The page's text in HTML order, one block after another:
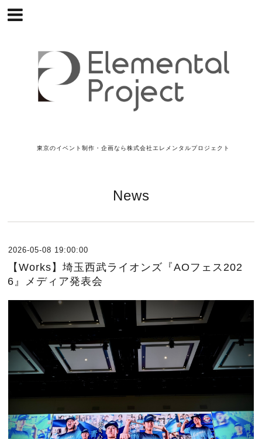
東京のイベント制作・企画なら株式会社エレメンタルプロジェクト
News
2026-05-08 19:00:00
【Works】埼玉西武ライオンズ『AOフェス202
6』メディア発表会